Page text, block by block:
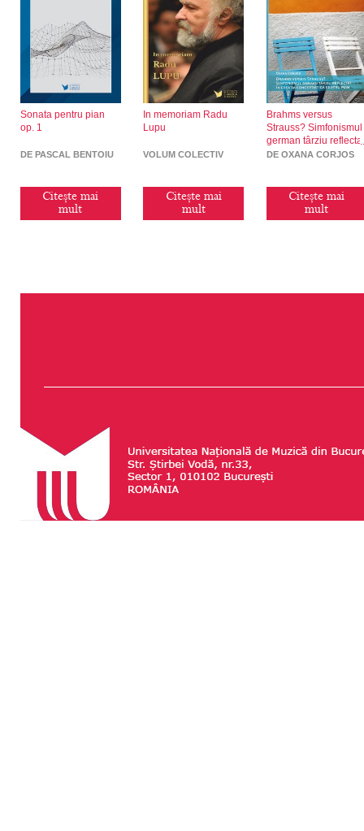
Sonata pentru pian
op. 1
DE PASCAL BENTOIU
Citește mai
mult
In memoriam Radu
Lupu
VOLUM COLECTIV
Citește mai
mult
Brahms versus
Strauss? Simfonismul
german târziu reflectat
în creația concertistică
DE OXANA CORJOS
Citește mai
mult